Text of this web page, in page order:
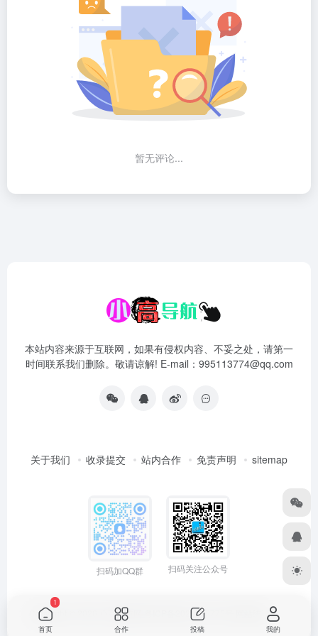
暂无评论...
本站内容来源于互联网，如果有侵权内容、不妥之处，请第一
时间联系我们删除。敬请谅解! E-mail：995113774@qq.com
关于我们 收录提交 站内合作 免责声明 sitemap
扫码加QQ群 扫码关注公众号
Copyright © 2026 小高导航网 粤ICP备2021165775号 网站统计
首页
1
合作 投稿 我的